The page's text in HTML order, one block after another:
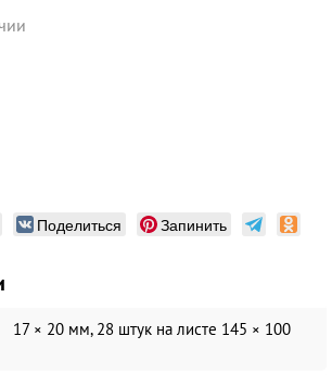
Поделиться Запинить
17 × 20 мм, 28 штук на листе 145 × 100